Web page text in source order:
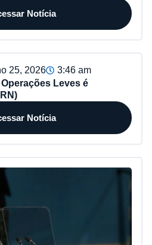
Notícia
25, 2026
3:46 am
Leves é
Notícia